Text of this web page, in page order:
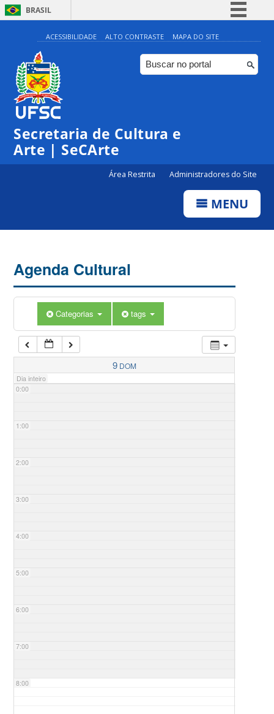
BRASIL
Simplifique!
Comunica BR
Participe
ACESSIBILIDADE ALTO CONTRASTE MAPA DO SITE
Secretaria de Cultura e
Arte | SeCArte
Área Restrita Administradores do Site
MENU
Agenda Cultural
Categorias tags
9 DOM
Dia inteiro
0:00
1:00
2:00
3:00
4:00
5:00
6:00
7:00
8:00